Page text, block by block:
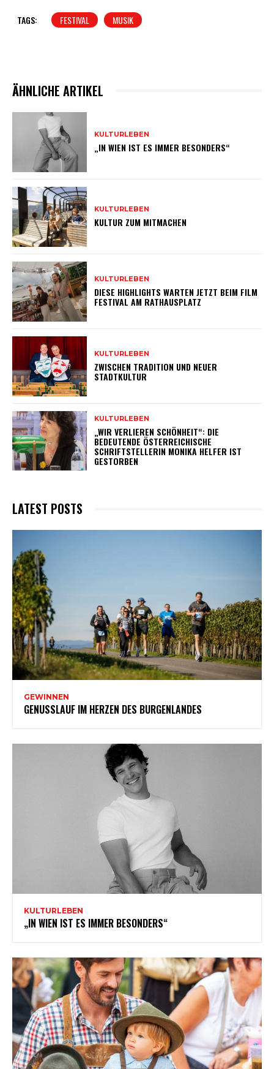
TAGS: FESTIVAL MUSIK
ÄHNLICHE ARTIKEL
KULTURLEBEN
„IN WIEN IST ES IMMER BESONDERS“
KULTURLEBEN
KULTUR ZUM MITMACHEN
KULTURLEBEN
DIESE HIGHLIGHTS WARTEN JETZT BEIM FILM
FESTIVAL AM RATHAUSPLATZ
KULTURLEBEN
ZWISCHEN TRADITION UND NEUER
STADTKULTUR
KULTURLEBEN
„WIR VERLIEREN SCHÖNHEIT“: DIE
BEDEUTENDE ÖSTERREICHISCHE
SCHRIFTSTELLERIN MONIKA HELFER IST
GESTORBEN
LATEST POSTS
GEWINNEN
GENUSSLAUF IM HERZEN DES BURGENLANDES
KULTURLEBEN
„IN WIEN IST ES IMMER BESONDERS“